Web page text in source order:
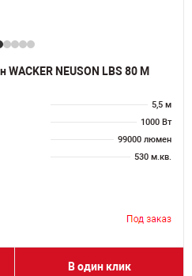
NEUSON LBS 80 M
5,5 м
1000 Вт
99000 люмен
530 м.кв.
В один клик